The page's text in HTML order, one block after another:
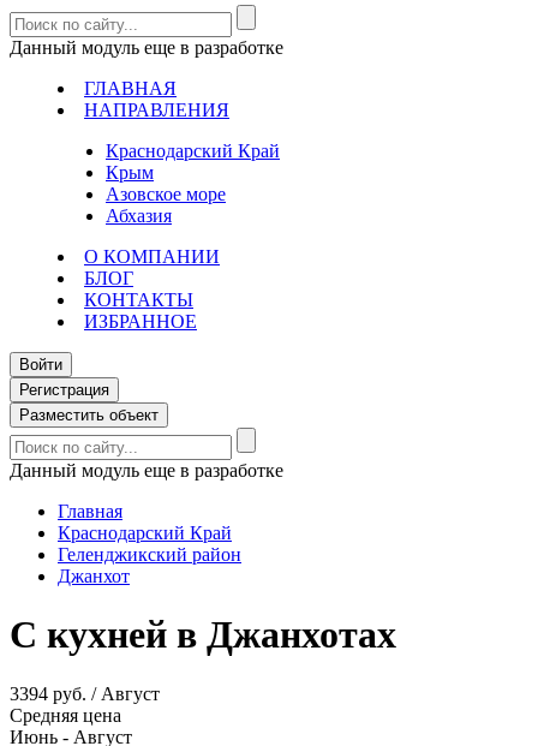
Данный модуль еще в разработке
ГЛАВНАЯ
НАПРАВЛЕНИЯ
Краснодарский Край
Крым
Азовское море
Абхазия
О КОМПАНИИ
БЛОГ
КОНТАКТЫ
ИЗБРАННОЕ
Войти
Регистрация
Разместить объект
Данный модуль еще в разработке
Главная
Краснодарский Край
Геленджикский район
Джанхот
С кухней в Джанхотах
3394 руб. / Август
Средняя цена
Июнь - Август